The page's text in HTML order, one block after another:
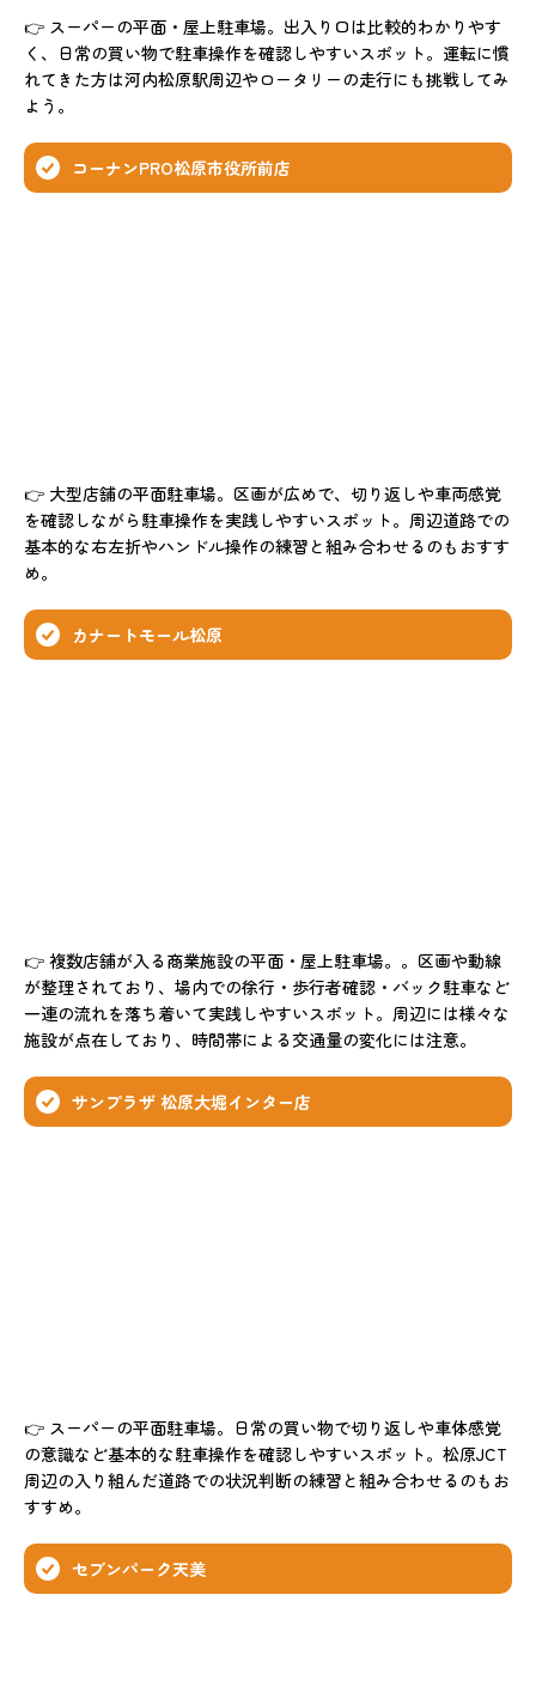
👉 スーパーの平面・屋上駐車場。出入り口は比較的わかりやす
く、日常の買い物で駐車操作を確認しやすいスポット。運転に慣
れてきた方は河内松原駅周辺やロータリーの走行にも挑戦してみ
よう。
コーナンPRO松原市役所前店
👉 大型店舗の平面駐車場。区画が広めで、切り返しや車両感覚
を確認しながら駐車操作を実践しやすいスポット。周辺道路での
基本的な右左折やハンドル操作の練習と組み合わせるのもおすす
め。
カナートモール松原
👉 複数店舗が入る商業施設の平面・屋上駐車場。。区画や動線
が整理されており、場内での徐行・歩行者確認・バック駐車など
一連の流れを落ち着いて実践しやすいスポット。周辺には様々な
施設が点在しており、時間帯による交通量の変化には注意。
サンプラザ 松原大堀インター店
👉 スーパーの平面駐車場。日常の買い物で切り返しや車体感覚
の意識など基本的な駐車操作を確認しやすいスポット。松原JCT
周辺の入り組んだ道路での状況判断の練習と組み合わせるのもお
すすめ。
セブンパーク天美